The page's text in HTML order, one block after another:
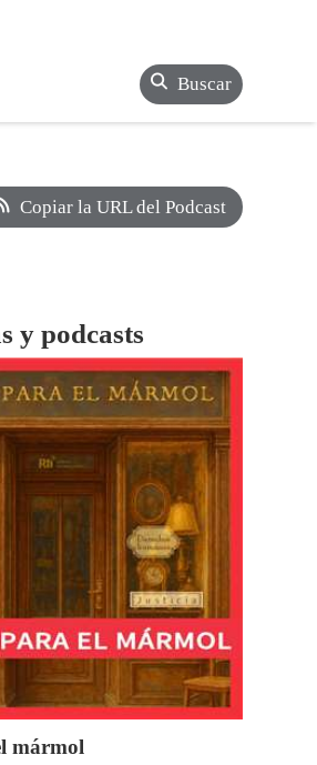
Buscar
Copiar la URL del Podcast
y podcasts
mármol